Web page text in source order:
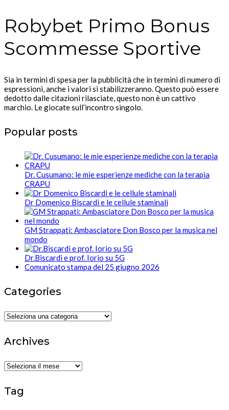
Robybet Primo Bonus
Scommesse Sportive
Sia in termini di spesa per la pubblicità che in termini di numero di
espressioni, anche i valori si stabilizzeranno. Questo può essere
dedotto dalle citazioni rilasciate, questo non è un cattivo
marchio. Le giocate sull’incontro singolo.
Popular posts
Dr. Cusumano: le mie esperienze mediche con la terapia
CRAPU
Dr Domenico Biscardi e le cellule staminali
GM Strappati: Ambasciatore Don Bosco per la musica nel
mondo
Dr.Biscardi e prof. Iorio su 5G
Comunicato stampa del 25 giugno 2026
Categories
Categories
Archives
Archives
Tag